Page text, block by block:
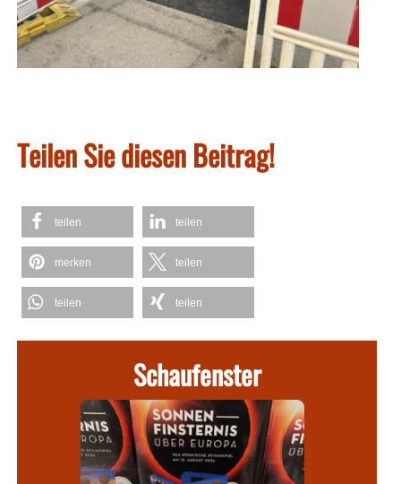
Teilen Sie diesen Beitrag!
teilen teilen
merken teilen
teilen teilen
Schaufenster